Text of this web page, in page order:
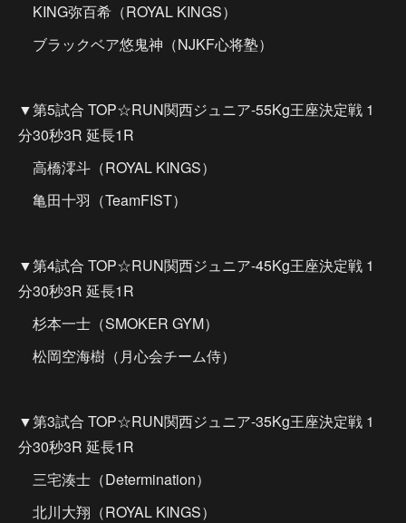
KING弥百希（ROYAL KINGS）
ブラックベア悠鬼神（NJKF心将塾）
▼第5試合 TOP☆RUN関西ジュニア-55Kg王座決定戦 1
分30秒3R 延長1R
高橋澪斗（ROYAL KINGS）
亀田十羽（TeamFIST）
▼第4試合 TOP☆RUN関西ジュニア-45Kg王座決定戦 1
分30秒3R 延長1R
杉本一士（SMOKER GYM）
松岡空海樹（月心会チーム侍）
▼第3試合 TOP☆RUN関西ジュニア-35Kg王座決定戦 1
分30秒3R 延長1R
三宅湊士（Determination）
北川大翔（ROYAL KINGS）